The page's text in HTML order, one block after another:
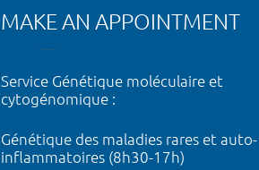
MAKE AN APPOINTMENT
Service Génétique moléculaire et
cytogénomique :
Génétique des maladies rares et auto-
inflammatoires (8h30-17h)